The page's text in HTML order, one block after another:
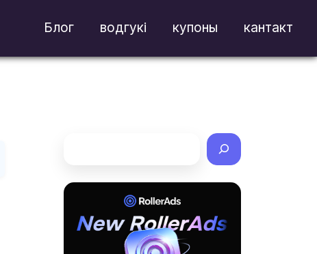
Блог водгукі купоны кантакт